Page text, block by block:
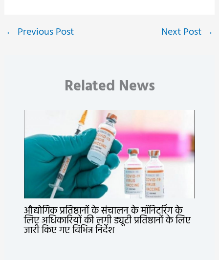
← Previous Post Next Post →
Related News
औद्योगिक प्रतिष्ठानों के संचालन के मॉनिटरिंग के
लिए अधिकारियों की लगी ड्यूटी प्रतिष्ठानों के लिए
जारी किए गए विभिन्न निर्देश